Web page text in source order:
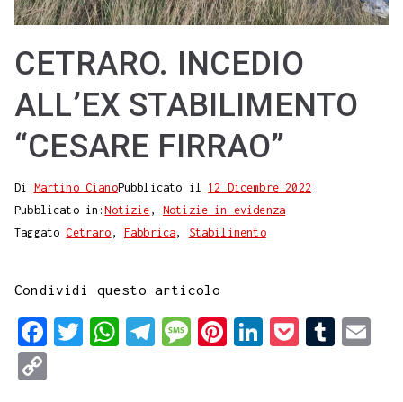
CETRARO. INCEDIO
ALL’EX STABILIMENTO
“CESARE FIRRAO”
Di Martino CianoPubblicato il 12 Dicembre 2022
Pubblicato in:Notizie , Notizie in evidenza
TaggatoCetraro , Fabbrica, Stabilimento
Condividi questo articolo
F
T
W
T
M
P
L
T